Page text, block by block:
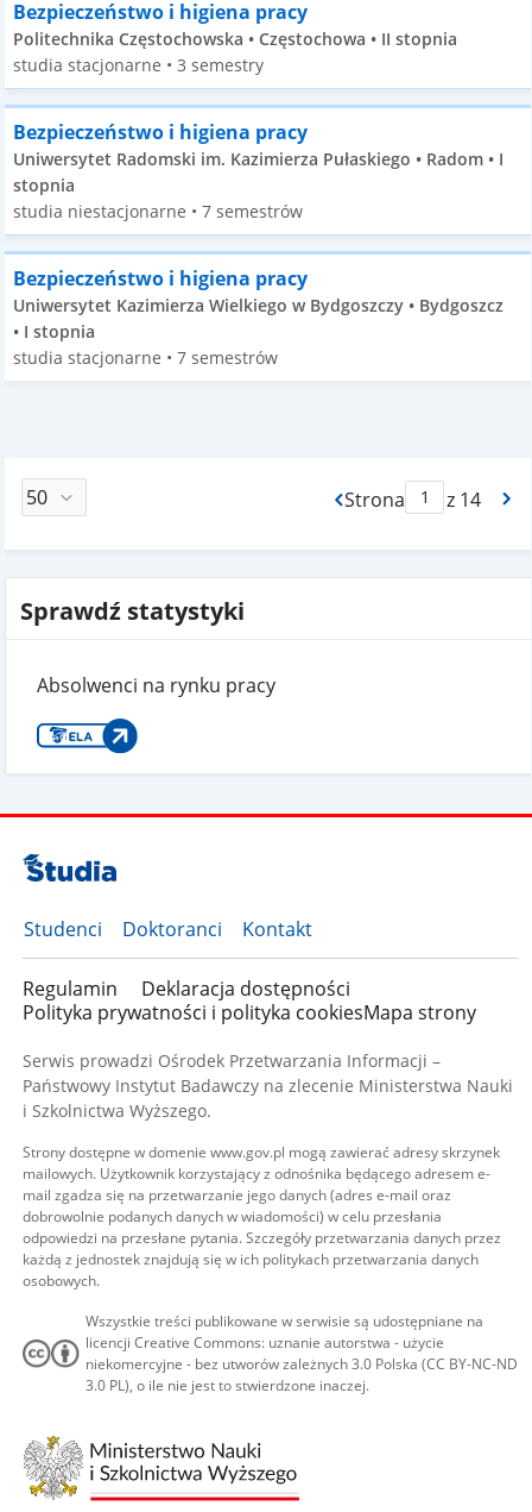
Bezpieczeństwo i higiena pracy
Politechnika Częstochowska • Częstochowa • II stopnia
studia stacjonarne • 3 semestry
Bezpieczeństwo i higiena pracy
Uniwersytet Radomski im. Kazimierza Pułaskiego • Radom • I
stopnia
studia niestacjonarne • 7 semestrów
Bezpieczeństwo i higiena pracy
Uniwersytet Kazimierza Wielkiego w Bydgoszczy • Bydgoszcz
• I stopnia
studia stacjonarne • 7 semestrów
Strona
Max Stronaz 14
Sprawdź statystyki
Absolwenci na rynku pracy
Studenci Doktoranci Kontakt
Regulamin
Deklaracja dostępności
Polityka prywatności i polityka cookiesMapa strony
Serwis prowadzi Ośrodek Przetwarzania Informacji –
Państwowy Instytut Badawczy na zlecenie Ministerstwa Nauki
i Szkolnictwa Wyższego.
Strony dostępne w domenie www.gov.pl mogą zawierać adresy skrzynek
mailowych. Użytkownik korzystający z odnośnika będącego adresem e-
mail zgadza się na przetwarzanie jego danych (adres e-mail oraz
dobrowolnie podanych danych w wiadomości) w celu przesłania
odpowiedzi na przesłane pytania. Szczegóły przetwarzania danych przez
każdą z jednostek znajdują się w ich politykach przetwarzania danych
osobowych.
Wszystkie treści publikowane w serwisie są udostępniane na
licencji Creative Commons: uznanie autorstwa - użycie
niekomercyjne - bez utworów zależnych 3.0 Polska (CC BY-NC-ND
3.0 PL), o ile nie jest to stwierdzone inaczej.